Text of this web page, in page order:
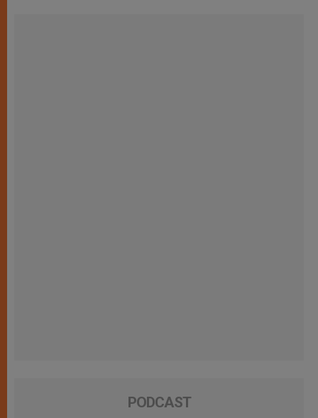
PODCAST